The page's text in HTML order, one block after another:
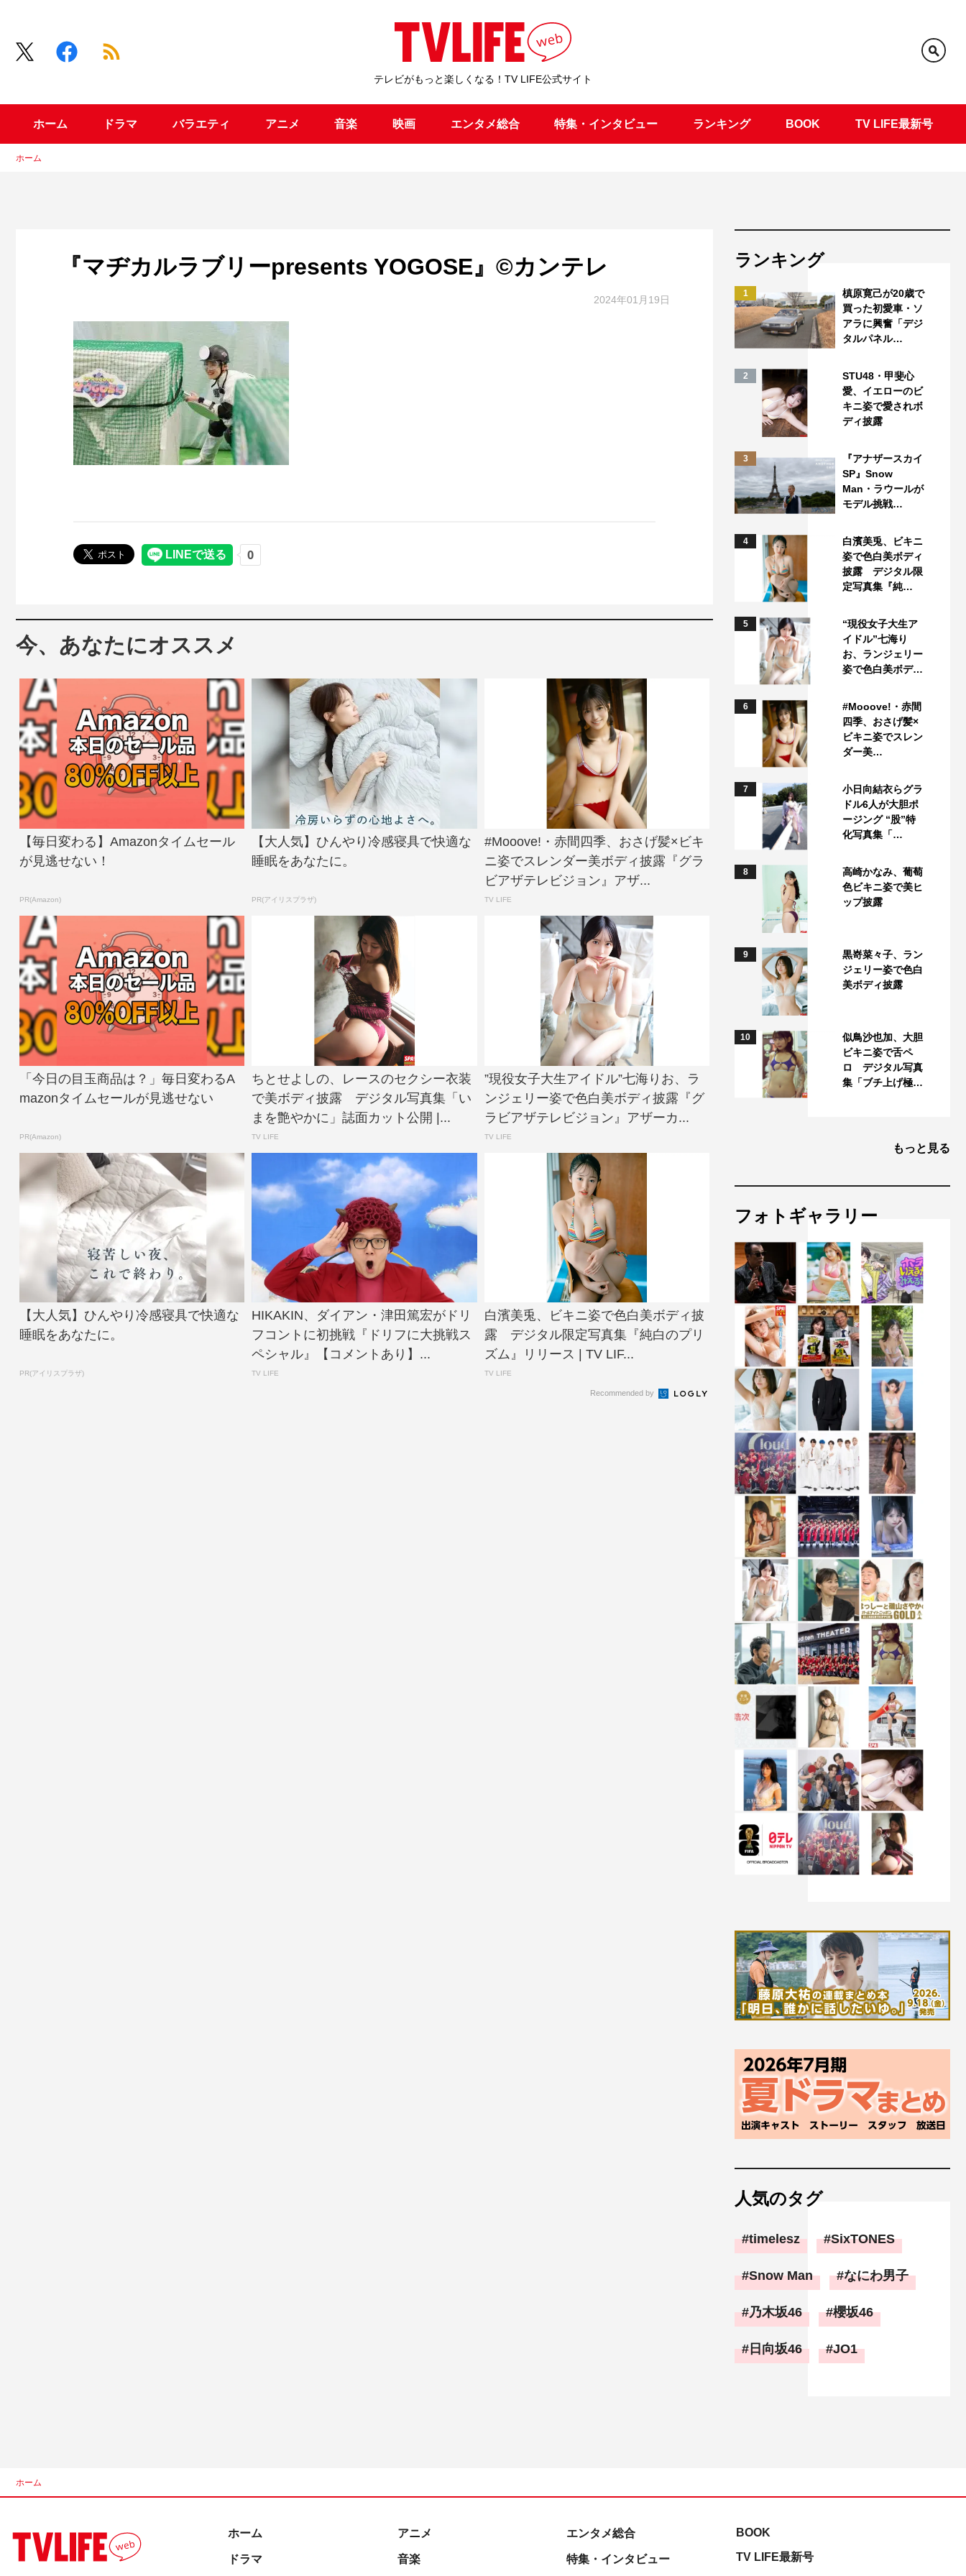
テレビがもっと楽しくなる！TV LIFE公式サイト
ホーム ドラマ バラエティ アニメ 音楽 映画 エンタメ総合 特集・インタビュー ランキング BOOK TV LIFE最新号
ホーム
『マヂカルラブリーpresents YOGOSE』©カンテレ
2024年01月19日
今、あなたにオススメ
【毎日変わる】Amazonタイムセール
が見逃せない！
PR(Amazon)
【大人気】ひんやり冷感寝具で快適な
睡眠をあなたに。
PR(アイリスプラザ)
#Mooove!・赤間四季、おさげ髪×ビキ
ニ姿でスレンダー美ボディ披露『グラ
ビアザテレビジョン』アザ...
TV LIFE
「今日の目玉商品は？」毎日変わるA
mazonタイムセールが見逃せない
PR(Amazon)
ちとせよしの、レースのセクシー衣装
で美ボディ披露 デジタル写真集「い
まを艶やかに」誌面カット公開 |...
TV LIFE
”現役女子大生アイドル”七海りお、ラ
ンジェリー姿で色白美ボディ披露『グ
ラビアザテレビジョン』アザーカ...
TV LIFE
【大人気】ひんやり冷感寝具で快適な
睡眠をあなたに。
PR(アイリスプラザ)
HIKAKIN、ダイアン・津田篤宏がドリ
フコントに初挑戦『ドリフに大挑戦ス
ペシャル』【コメントあり】...
TV LIFE
白濱美兎、ビキニ姿で色白美ボディ披
露 デジタル限定写真集『純白のプリ
ズム』リリース | TV LIF...
TV LIFE
Recommended by
ランキング
1
槙原寛己が20歳で
買った初愛車・ソ
アラに興奮「デジ
タルパネル…
2
STU48・甲斐心
愛、イエローのビ
キニ姿で愛されボ
ディ披露
3
『アナザースカイ
SP』Snow
Man・ラウールが
モデル挑戦…
4
白濱美兎、ビキニ
姿で色白美ボディ
披露 デジタル限
定写真集『純…
5
“現役女子大生ア
イドル”七海り
お、ランジェリー
姿で色白美ボデ…
6
#Mooove!・赤間
四季、おさげ髪×
ビキニ姿でスレン
ダー美…
7
小日向結衣らグラ
ドル6人が大胆ポ
ージング “股”特
化写真集「…
8
高崎かなみ、葡萄
色ビキニ姿で美ヒ
ップ披露
9
黒嵜菜々子、ラン
ジェリー姿で色白
美ボディ披露
10
似鳥沙也加、大胆
ビキニ姿で舌ペ
ロ デジタル写真
集「ブチ上げ極…
もっと見る
フォトギャラリー
人気のタグ
timelesz SixTONES
Snow Man なにわ男子
乃木坂46 櫻坂46
日向坂46 JO1
ホーム
ホーム
ドラマ
アニメ
音楽
エンタメ総合
特集・インタビュー
BOOK
TV LIFE最新号